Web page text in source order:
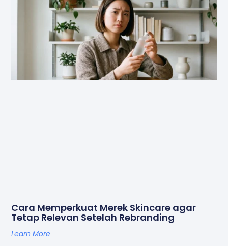
Cara Memperkuat Merek Skincare agar
Tetap Relevan Setelah Rebranding
Learn More